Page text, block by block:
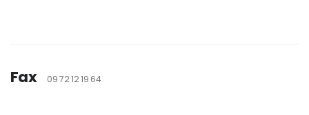
Fax 09 72 12 19 64